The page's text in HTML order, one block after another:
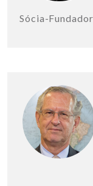
Sócia-